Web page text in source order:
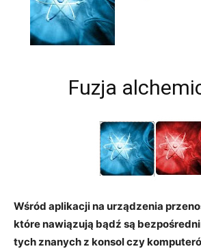
Fuzja
Wśród aplikacji na urządzenia
które nawiązują bądź są
tych znanych z konsol czy